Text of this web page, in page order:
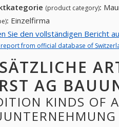
(product category):
: Einzelfirma
Sie den vollständigen Bericht
from official database of
AG
KINDS OF